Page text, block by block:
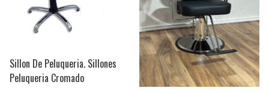
Sillon De Peluqueria. Sillones
Peluqueria Cromado